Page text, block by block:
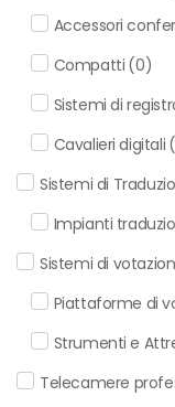
Accessori
Compatti (0)
Sistemi di
Cavalieri digitali (
Sistemi di
Impianti
Sistemi di
Piattaforme di
Strumenti e
Telecamere